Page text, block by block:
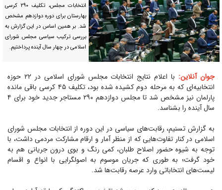
انتخابات مجلس، تکلیف ۲۹۰ کرسی
بهارستان برای دوره دوازدهم مشخص
شد. بر همین اساس در این گزارش به
بررسی ترکیب سیاسی مجلس شورای
اسلامی در چهار سال آینده پرداختیم.
جوان آنلاین:
با اعلام نتایج انتخابات مجلس شورای اسلامی در ۲۲ حوزه
انتخابیه‌ای که به مرحله دوم کشیده شده بود، تکلیف ۴۵ کرسی باقی مانده
پارلمان نیز مشخص شد تا مجلس دوازدهم ۲۹۰ مستاجر جدید خود برای ۴
سال آینده را بشناسد.
به گزارش تسنیم، رقابت‌های سیاسی در این دوره از انتخابات مجلس شورای
اسلامی در کنار تفاوت‌هایی که از منظر آمار و ارقام مشارکت مردمی داشت، با
توجه به شیوه حضور اصلاح طلبان، کمی رنگ و بوی درون جریانی هم به
خود گرفت؛ به طوری که جریان موسوم به اصولگرایی با انواع و اقسام
لیست‌های انتخاباتی وارد عرصه رقابت‌ها شد.